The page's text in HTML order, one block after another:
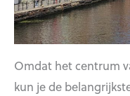
Omdat het centrum
kun je de